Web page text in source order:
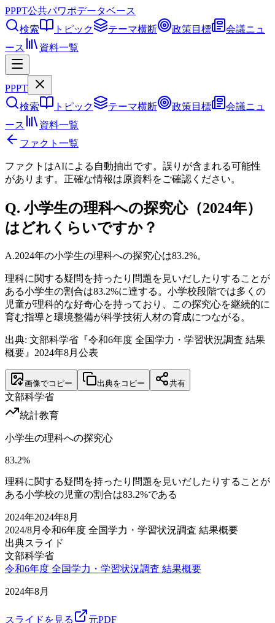
PPPT公共パワポデータベース
検索
トピック テーマ横断 政策目標
会議ニュ
ース
資料一覧
PPPT
検索
トピック テーマ横断 政策目標
会議ニュ
ース
資料一覧
ファクト一覧
ファクトはAIによる自動抽出です。誤りが含まれる可能性
があります。正確な情報は原資料をご確認ください。
Q. 小学生の理科への探究心（2024年）
はどれくらいですか？
A.2024年の小学生の理科への探究心は83.2%。
理科に関する疑問を持ったり問題を見いだしたりすることが
ある小学生の割合は83.2%に達する。小学校段階では多くの
児童が理科的な好奇心を持っており、この探究心を継続的に
育む指導と環境整備が科学技術人材の育成につながる。
出典: 文部科学省『令和6年度 全国学力・学習状況調査 結果
概要』2024年8月公表
画像でコピー 出典をコピー 共有
文部科学省
統計教育
小学生の理科への探究心
83.2%
理科に関する疑問を持ったり問題を見いだしたりすることが
ある小学校の児童の割合は83.2%である
2024年2024年8月
2024/8月 令和6年度 全国学力・学習状況調査 結果概要
出典スライド
文部科学省
令和6年度 全国学力・学習状況調査 結果概要
2024年8月
スライドを見る
元PDF